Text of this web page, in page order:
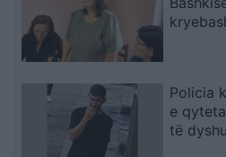
janë
(VIDEO)
Policia
e
të